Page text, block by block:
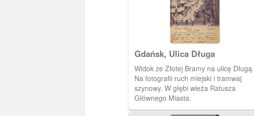
Gdańsk, Ulica Długa
Widok ze Złotej Bramy na ulicę Długą.
Na fotografii ruch miejski i tramwaj
szynowy. W głębi wieża Ratusza
Głównego Miasta.